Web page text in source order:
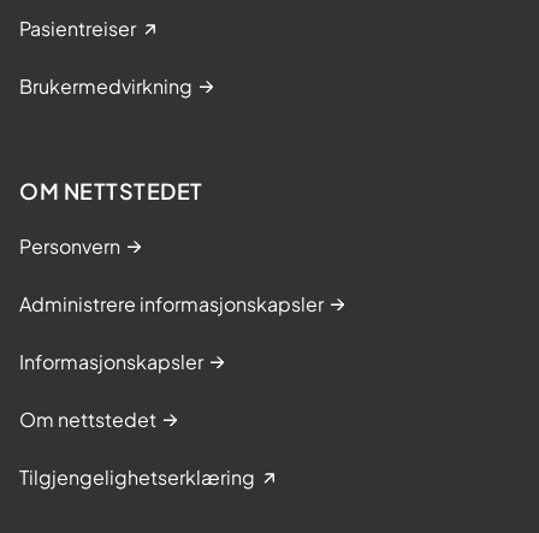
Pasientreiser
Brukermedvirkning
OM NETTSTEDET
Personvern
Administrere informasjonskapsler
Informasjonskapsler
Om nettstedet
Tilgjengelighetserklæring